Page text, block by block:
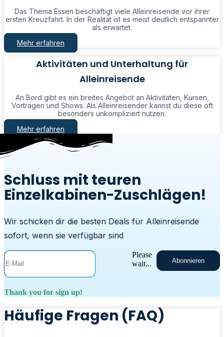
Das Thema Essen beschäftigt viele Alleinreisende vor ihrer
ersten Kreuzfahrt. In der Realität ist es meist deutlich entspannter
als erwartet.
Mehr erfahren
Aktivitäten und Unterhaltung für
Alleinreisende
An Bord gibt es ein breites Angebot an Aktivitäten, Kursen,
Vorträgen und Shows. Als Alleinreisender kannst du diese oft
besonders unkompliziert nutzen.
Mehr erfahren
Schluss mit teuren
Einzelkabinen-Zuschlägen!
Wir schicken dir die besten Deals für Alleinreisende
sofort, wenn sie verfügbar sind
Please
wait...
Abonnieren
Thank you for sign up!
Häufige Fragen (FAQ)